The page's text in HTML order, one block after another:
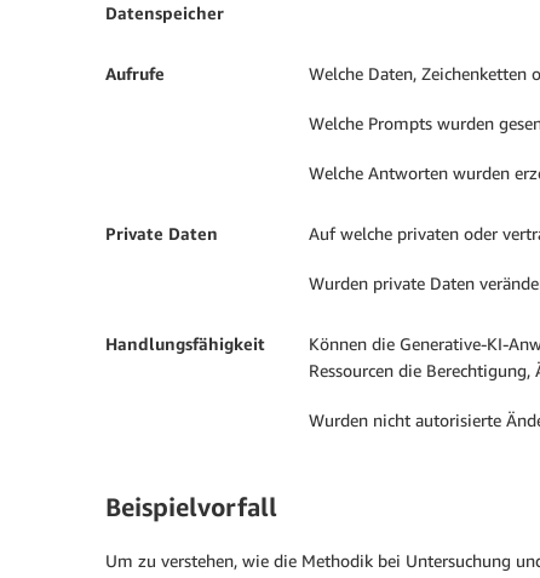
Datenspeicher
Aufrufe Welche Daten, Zeichenketten
Welche Prompts wurden
Welche Antworten wurden
Private Daten Auf welche privaten oder
Wurden private Daten
Handlungsfähigkeit
Können die Generative-KI-
Ressourcen die
Wurden nicht autorisierte
Beispielvorfall
Um zu verstehen, wie die Methodik bei Untersuchung